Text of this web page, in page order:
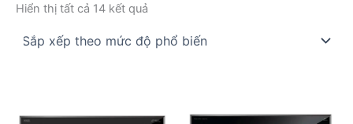
Hiển thị tất cả 14 kết quả
theo
mức